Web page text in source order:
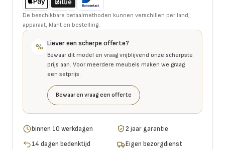
De beschikbare betaalmethoden kunnen verschillen per land,
apparaat, klant en bestelling.
% Liever een scherpe offerte?
Bewaar dit model en vraag vrijblijvend onze scherpste
prijs aan. Voor meerdere meubels maken we graag
een setprijs.
Bewaar en vraag een offerte
binnen 10 werkdagen
2 jaar garantie
14 dagen bedenktijd
Eigen bezorgdienst